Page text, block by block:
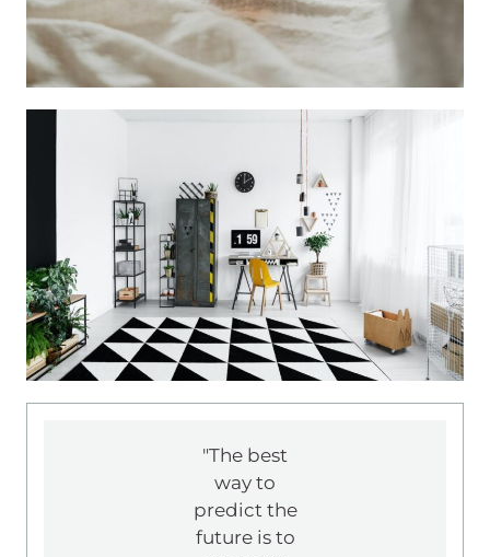
"The best
way to
predict the
future is to